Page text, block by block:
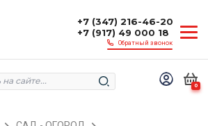
+7 (347) 216-46-20
+7 (917) 49 000 18
Обратный звонок
0